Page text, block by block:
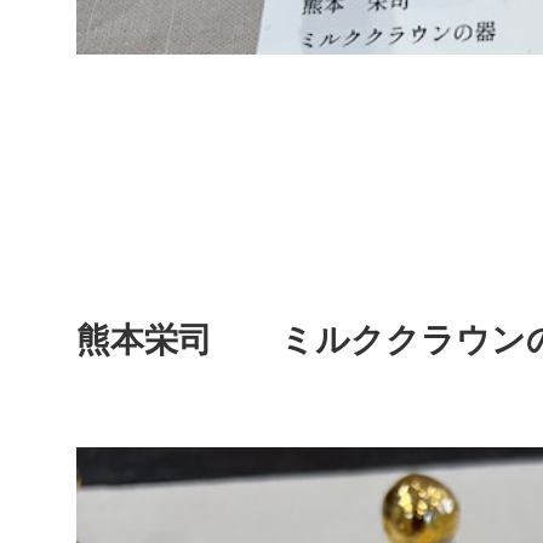
熊本栄司 ミルククラウン